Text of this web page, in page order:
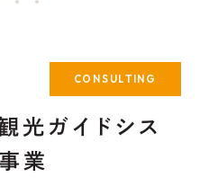
CONSULTING
光ガイドシス
業